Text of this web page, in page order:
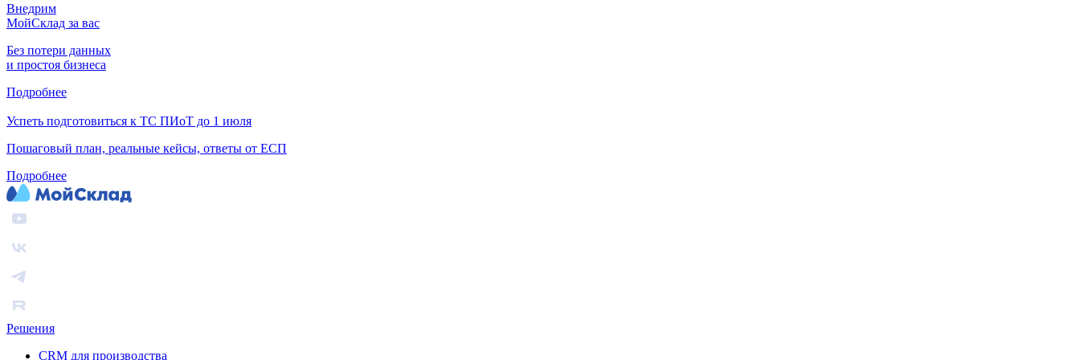
Внедрим
МойСклад за вас
Без потери данных
и простоя бизнеса
Подробнее
Успеть подготовиться к ТС ПИоТ до 1 июля
Пошаговый план, реальные кейсы, ответы от ЕСП
Подробнее
Решения
CRM для производства